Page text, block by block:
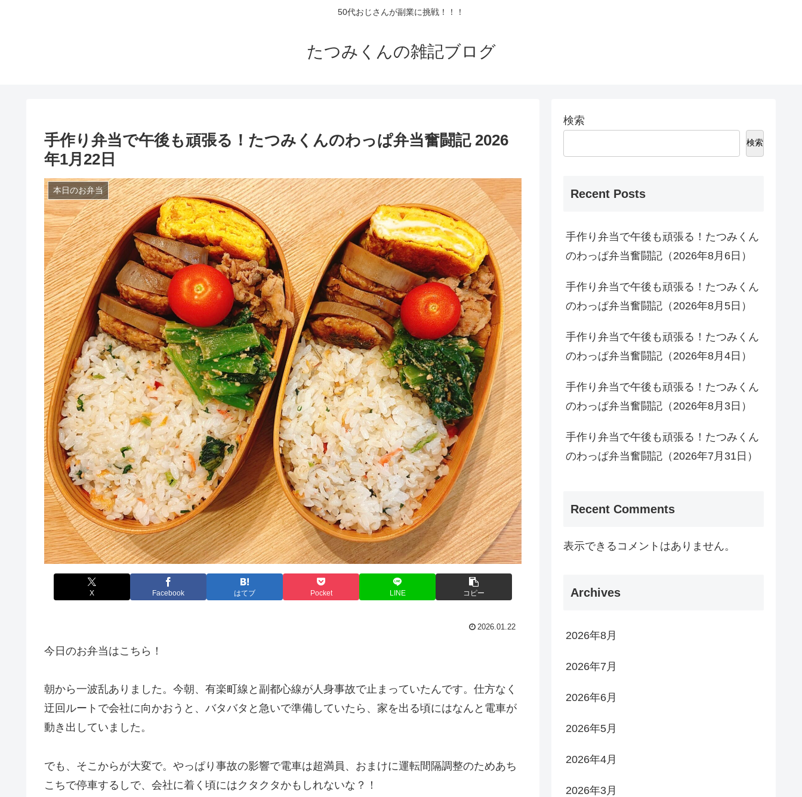
50代おじさんが副業に挑戦！！！
たつみくんの雑記ブログ
手作り弁当で午後も頑張る！たつみくんのわっぱ弁当奮闘記 2026
年1月22日
本日のお弁当
X Facebook はてブ Pocket LINE コピー
2026.01.22
今日のお弁当はこちら！
朝から一波乱ありました。今朝、有楽町線と副都心線が人身事故で止まっていたんです。仕方なく
迂回ルートで会社に向かおうと、バタバタと急いで準備していたら、家を出る頃にはなんと電車が
動き出していました。
でも、そこからが大変で。やっぱり事故の影響で電車は超満員、おまけに運転間隔調整のためあち
こちで停車するしで、会社に着く頃にはクタクタかもしれないな？！
検索
検索
Recent Posts
手作り弁当で午後も頑張る！たつみくん
のわっぱ弁当奮闘記（2026年8月6日）
手作り弁当で午後も頑張る！たつみくん
のわっぱ弁当奮闘記（2026年8月5日）
手作り弁当で午後も頑張る！たつみくん
のわっぱ弁当奮闘記（2026年8月4日）
手作り弁当で午後も頑張る！たつみくん
のわっぱ弁当奮闘記（2026年8月3日）
手作り弁当で午後も頑張る！たつみくん
のわっぱ弁当奮闘記（2026年7月31日）
Recent Comments
表示できるコメントはありません。
Archives
2026年8月
2026年7月
2026年6月
2026年5月
2026年4月
2026年3月